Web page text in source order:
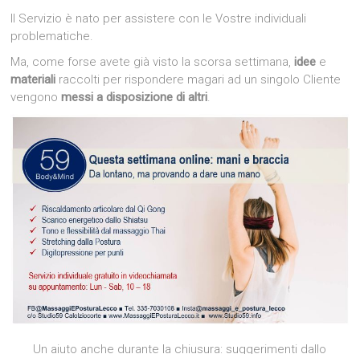
Il Servizio è nato per assistere con le Vostre individuali
problematiche.
Ma, come forse avete già visto la scorsa settimana, idee e
materiali raccolti per rispondere magari ad un singolo Cliente
vengonomessi a disposizione di altri.
Un aiuto anche durante la chiusura: suggerimenti dallo